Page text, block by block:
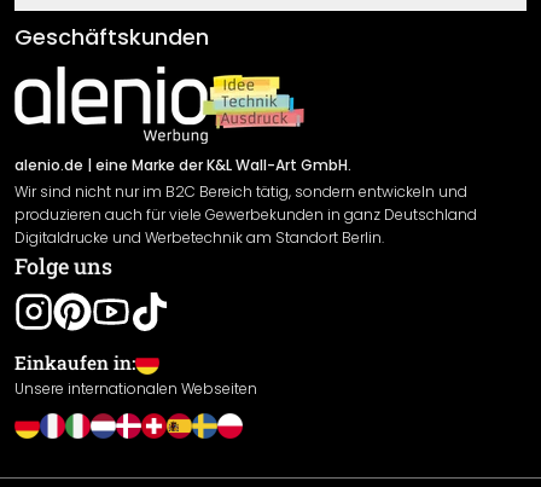
Klebe- und Montageanleitungen
Newsletter An-/Abmeldung
Sendungsverfolgung
AGB
Impressum
Versand & Zahlung
Rücksendung
Widerrufsrecht
Datenschutzerklärung
Gewährleistung
Leistungserklärung / CE-Zeichen
Cookie Einstellungen
Geschäftskunden
alenio.de | eine Marke der K&L Wall-Art GmbH.
Wir sind nicht nur im B2C Bereich tätig, sondern entwickeln und
produzieren auch für viele Gewerbekunden in ganz Deutschland
Digitaldrucke und Werbetechnik am Standort Berlin.
Folge uns
Einkaufen in:
Unsere internationalen Webseiten